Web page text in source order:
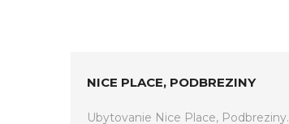
NICE PLACE, PODBREZINY
Ubytovanie Nice Place, Podbreziny.